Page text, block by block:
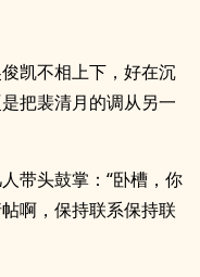
凯不相上下，好在沉
把裴清月的调从另一
带头鼓掌：“卧槽，你
啊，保持联系保持联